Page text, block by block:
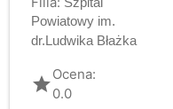
Powiatowy im.
dr.Ludwika Błażka
gradeOcena:
0.0